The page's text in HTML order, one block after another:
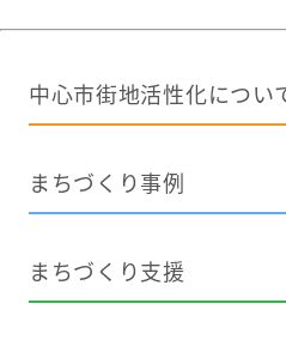
中心市街地活性化につい
まちづくり事例
まちづくり支援